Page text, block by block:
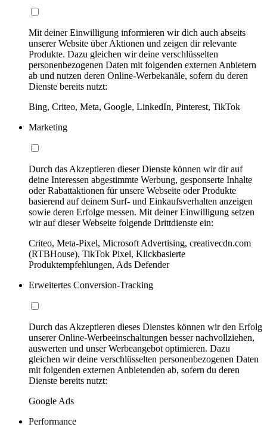
Mit deiner Einwilligung informieren wir dich auch abseits
unserer Website über Aktionen und zeigen dir relevante
Produkte. Dazu gleichen wir deine verschlüsselten
personenbezogenen Daten mit folgenden externen Anbietern
ab und nutzen deren Online-Werbekanäle, sofern du deren
Dienste bereits nutzt:
Bing, Criteo, Meta, Google, LinkedIn, Pinterest, TikTok
Marketing
Durch das Akzeptieren dieser Dienste können wir dir auf
deine Interessen abgestimmte Werbung, gesponserte Inhalte
oder Rabattaktionen für unsere Webseite oder Produkte
basierend auf deinem Surf- und Einkaufsverhalten anzeigen
sowie deren Erfolge messen. Mit deiner Einwilligung setzen
wir auf dieser Webseite folgende Drittdienste ein:
Criteo, Meta-Pixel, Microsoft Advertising, creativecdn.com
(RTBHouse), TikTok Pixel, Klickbasierte
Produktempfehlungen, Ads Defender
Erweitertes Conversion-Tracking
Durch das Akzeptieren dieses Dienstes können wir den Erfolg
unserer Online-Werbeeinschaltungen besser nachvollziehen,
auswerten und unser Werbeangebot optimieren. Dazu
gleichen wir deine verschlüsselten personenbezogenen Daten
mit folgenden externen Anbietenden ab, sofern du deren
Dienste bereits nutzt:
Google Ads
Performance